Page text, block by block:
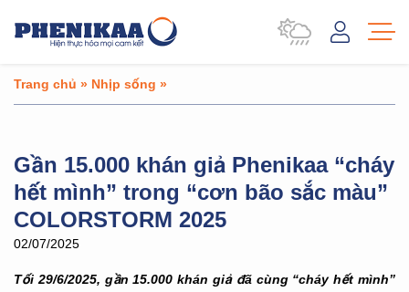
Trang chủ » Nhịp sống »
Gần 15.000 khán giả Phenikaa “cháy
hết mình” trong “cơn bão sắc màu”
COLORSTORM 2025
02/07/2025
Tối 29/6/2025, gần 15.000 khán giả đã cùng “cháy hết mình”